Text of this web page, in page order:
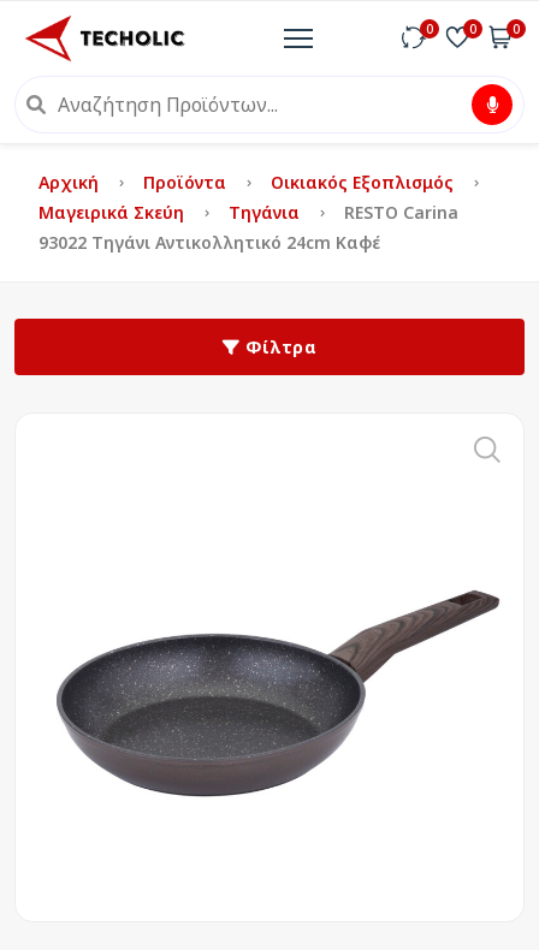
0 0 0
Αρχική Προϊόντα
Οικιακός Εξοπλισμός
Μαγειρικά Σκεύη
Τηγάνια
RESTO Carina
93022 Τηγάνι Αντικολλητικό 24cm Καφέ
Φίλτρα